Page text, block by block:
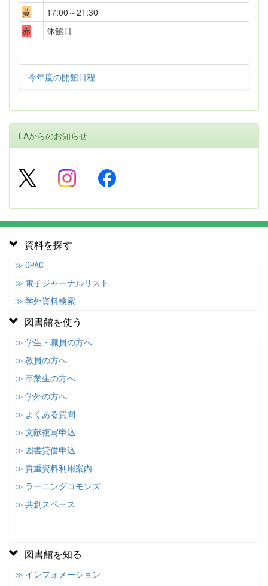
黄
17:00～21:30
赤
休館日
今年度の開館日程
LAからのお知らせ
資料を探す
≫ OPAC
≫ 電子ジャーナルリスト
≫ 学外資料検索
図書館を使う
≫ 学生・職員の方へ
≫ 教員の方へ
≫ 卒業生の方へ
≫ 学外の方へ
≫ よくある質問
≫ 文献複写申込
≫ 図書貸借申込
≫ 貴重資料利用案内
≫ ラーニングコモンズ
≫ 共創スペース
図書館を知る
≫ インフォメーション